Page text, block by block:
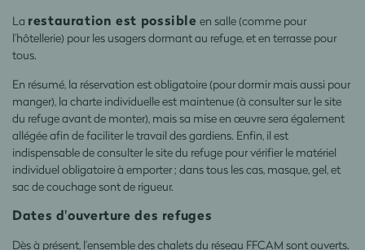
La restauration est possible en salle (comme pour
l’hôtellerie) pour les usagers dormant au refuge, et en terrasse pour
tous.
En résumé, la réservation est obligatoire (pour dormir mais aussi pour
manger), la charte individuelle est maintenue (à consulter sur le site
du refuge avant de monter), mais sa mise en œuvre sera également
allégée afin de faciliter le travail des gardiens. Enfin, il est
indispensable de consulter le site du refuge pour vérifier le matériel
individuel obligatoire à emporter ; dans tous les cas, masque, gel, et
sac de couchage sont de rigueur.
Dates d'ouverture des refuges
Dès à présent, l’ensemble des chalets du réseau FFCAM sont ouverts.